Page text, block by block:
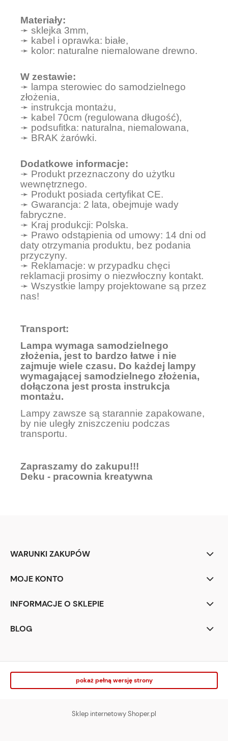
Materiały:
➛ sklejka 3mm,
➛ kabel i oprawka: białe,
➛ kolor: naturalne niemalowane drewno.
W zestawie:
➛ lampa sterowiec do samodzielnego
złożenia,
➛ instrukcja montażu,
➛ kabel 70cm (regulowana długość),
➛ podsufitka: naturalna, niemalowana,
➛ BRAK żarówki.
Dodatkowe informacje:
➛ Produkt przeznaczony do użytku
wewnętrznego.
➛ Produkt posiada certyfikat CE.
➛ Gwarancja: 2 lata, obejmuje wady
fabryczne.
➛ Kraj produkcji: Polska.
➛ Prawo odstąpienia od umowy: 14 dni od
daty otrzymania produktu, bez podania
przyczyny.
➛ Reklamacje: w przypadku chęci
reklamacji prosimy o niezwłoczny kontakt.
➛ Wszystkie lampy projektowane są przez
nas!
Transport:
Lampa wymaga samodzielnego
złożenia, jest to bardzo łatwe i nie
zajmuje wiele czasu. Do każdej lampy
wymagającej samodzielnego złożenia,
dołączona jest prosta instrukcja
montażu.
Lampy zawsze są starannie zapakowane,
by nie uległy zniszczeniu podczas
transportu.
Zapraszamy do zakupu!!!
Deku - pracownia kreatywna
WARUNKI ZAKUPÓW
MOJE KONTO
INFORMACJE O SKLEPIE
BLOG
pokaż pełną wersję strony
Sklep internetowy Shoper.pl